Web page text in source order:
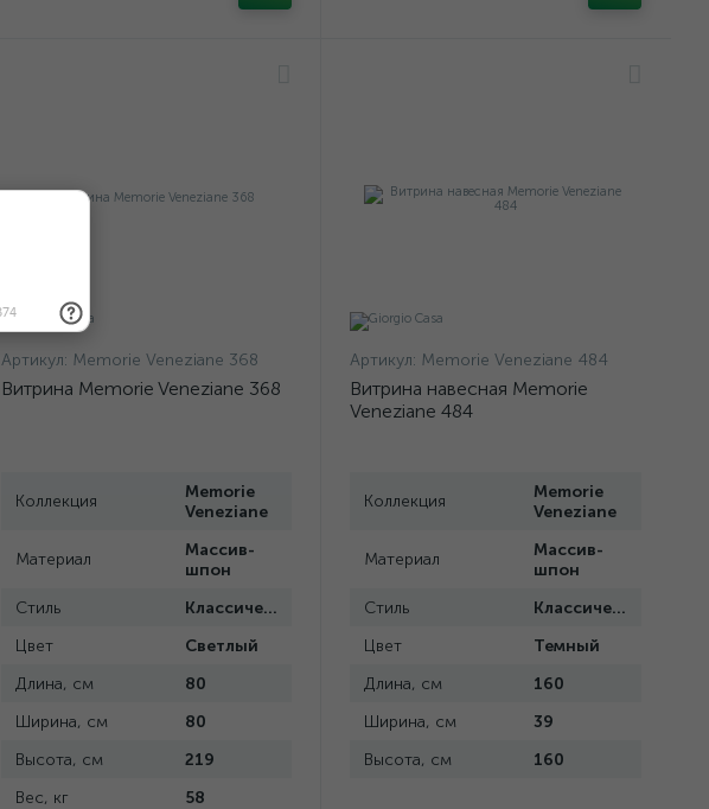
Артикул: Memorie Veneziane 368
Витрина Memorie Veneziane 368
Коллекция
Memorie
Veneziane
Материал
Массив-
шпон
Стиль
Классический
Цвет
Светлый
Длина, см
80
Ширина, см
80
Высота, см
219
Вес, кг
58
Артикул: Memorie Veneziane 484
Витрина навесная Memorie
Veneziane 484
Коллекция
Memorie
Veneziane
Материал
Массив-
шпон
Стиль
Классический
Цвет
Темный
Длина, см
160
Ширина, см
39
Высота, см
160